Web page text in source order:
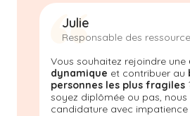
Julie
Responsable des
Vous souhaitez rejoindre une
dynamique et contribuer au
personnes les plus fragiles
soyez diplômée ou pas,
candidature avec impatience